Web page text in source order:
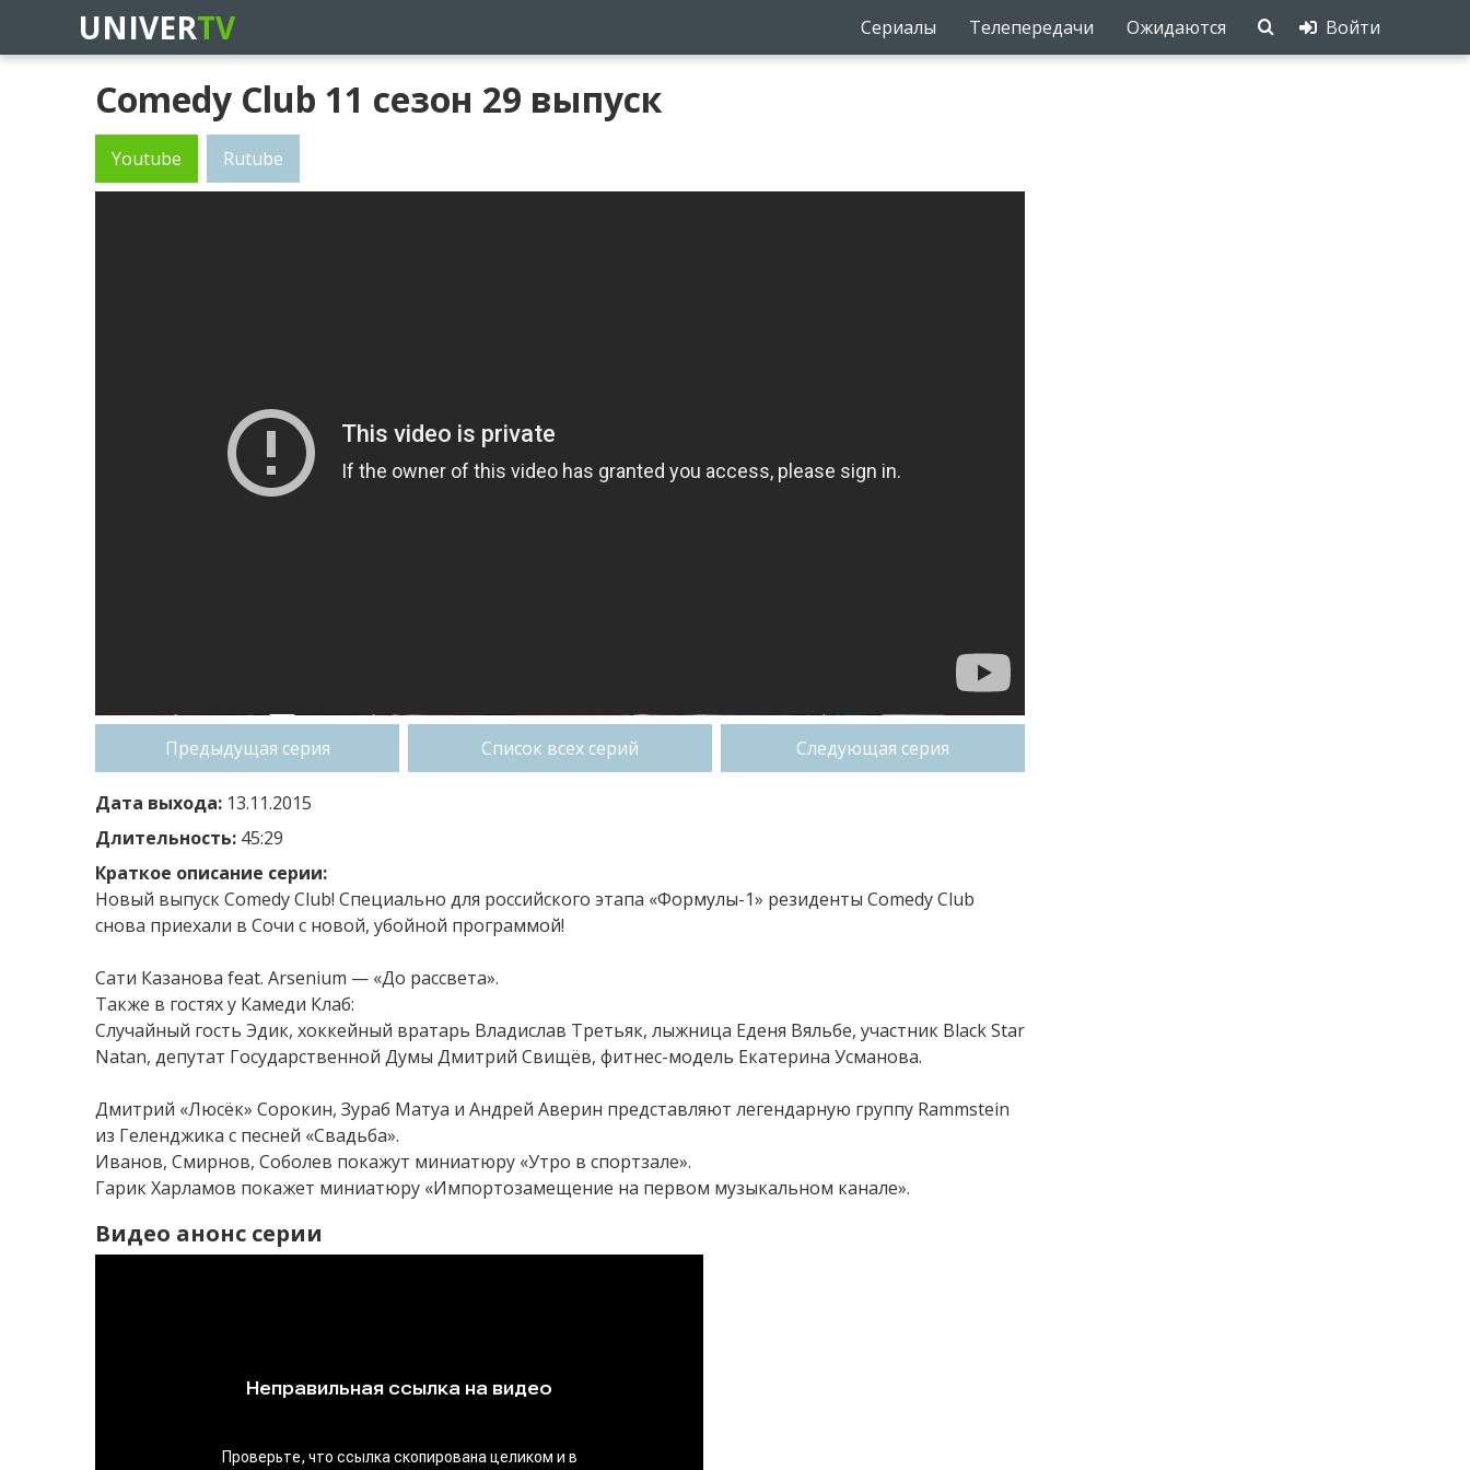
UNIVERTV Сериалы Телепередачи Ожидаются Войти
Comedy Club 11 сезон 29 выпуск
Youtube Rutube
Предыдущая серия Список всех серий Следующая серия
Дата выхода: 13.11.2015
Длительность: 45:29
Краткое описание серии:
Новый выпуск Comedy Club! Специально для российского этапа «Формулы-1» резиденты Comedy Club
снова приехали в Сочи с новой, убойной программой!
Сати Казанова feat. Arsenium — «До рассвета».
Также в гостях у Камеди Клаб:
Случайный гость Эдик, хоккейный вратарь Владислав Третьяк, лыжница Еденя Вяльбе, участник Black Star
Natan, депутат Государственной Думы Дмитрий Свищёв, фитнес-модель Екатерина Усманова.
Дмитрий «Люсёк» Сорокин, Зураб Матуа и Андрей Аверин представляют легендарную группу Rammstein
из Геленджика с песней «Свадьба».
Иванов, Смирнов, Соболев покажут миниатюру «Утро в спортзале».
Гарик Харламов покажет миниатюру «Импортозамещение на первом музыкальном канале».
Видео анонс серии